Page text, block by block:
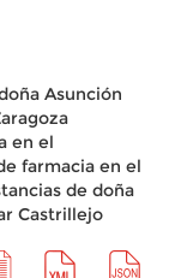
Asunción
en el
farmacia en el
de doña
Castrillejo